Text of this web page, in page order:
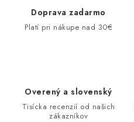
Doprava zadarmo
Platí pri nákupe nad 30€
Overený a slovenský
Tisícka recenzií od našich
zákazníkov